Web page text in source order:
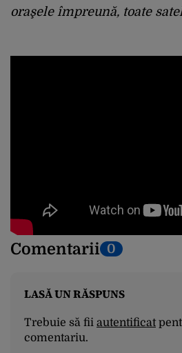
oraşele împreună, toate
Comentarii 0
LASĂ UN RĂSPUNS
Trebuie să fii autentificat
comentariu.